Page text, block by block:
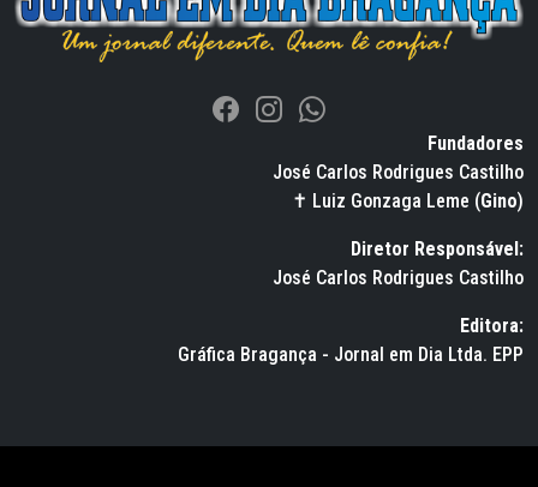
Fundadores
José Carlos Rodrigues Castilho
✝ Luiz Gonzaga Leme (Gino)
Diretor Responsável:
José Carlos Rodrigues Castilho
Editora:
Gráfica Bragança - Jornal em Dia Ltda. EPP